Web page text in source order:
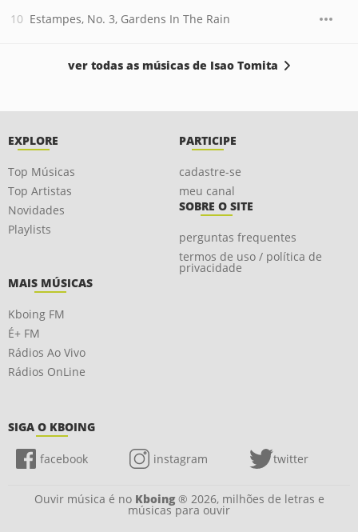
Estampes, No. 3, Gardens In The Rain
ver todas as músicas de Isao Tomita
EXPLORE
Top Músicas
Top Artistas
Novidades
Playlists
PARTICIPE
cadastre-se
meu canal
SOBRE O SITE
perguntas frequentes
termos de uso / política de
privacidade
MAIS MÚSICAS
Kboing FM
É+ FM
Rádios Ao Vivo
Rádios OnLine
SIGA O KBOING
facebook instagram twitter
Ouvir música é no Kboing® 2026, milhões de letras e
músicas para ouvir